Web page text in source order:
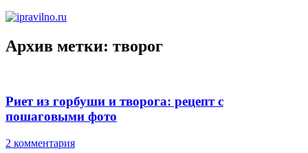
Архив метки: творог
Риет из горбуши и творога: рецепт с
пошаговыми фото
2 комментария